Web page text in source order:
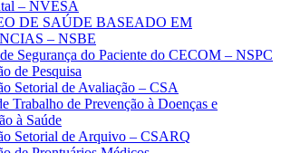
– NVESA
DE SAÚDE BASEADO EM
– NSBE
Segurança do Paciente do CECOM – NSPC
de Pesquisa
Setorial de Avaliação – CSA
Trabalho de Prevenção à Doenças e
à Saúde
Setorial de Arquivo – CSARQ